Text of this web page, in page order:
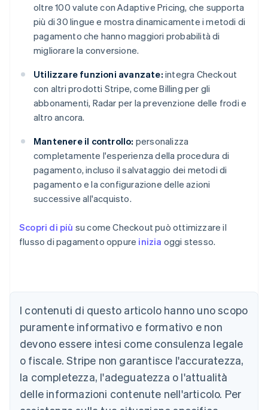
oltre 100 valute con Adaptive Pricing, che supporta
più di 30 lingue e mostra dinamicamente i metodi di
pagamento che hanno maggiori probabilità di
migliorare la conversione.
Utilizzare funzioni avanzate: integra Checkout
con altri prodotti Stripe, come Billing per gli
abbonamenti, Radar per la prevenzione delle frodi e
altro ancora.
Mantenere il controllo: personalizza
completamente l'esperienza della procedura di
pagamento, incluso il salvataggio dei metodi di
pagamento e la configurazione delle azioni
successive all'acquisto.
Scopri di più su come Checkout può ottimizzare il
flusso di pagamento oppure inizia oggi stesso.
I contenuti di questo articolo hanno uno scopo
puramente informativo e formativo e non
devono essere intesi come consulenza legale
o fiscale. Stripe non garantisce l'accuratezza,
la completezza, l'adeguatezza o l'attualità
delle informazioni contenute nell'articolo. Per
Australia
Austria
DeutschEnglish
Belgio
Brasile
PortuguêsEnglish
Bulgaria